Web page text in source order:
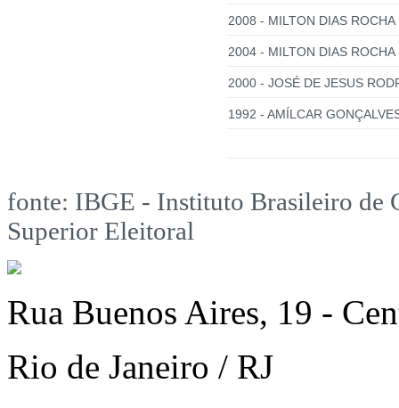
2008 - MILTON DIAS
2004 - MILTON DIAS
2000 - JOSÉ DE JESUS
1992 - AMÍLCAR
fonte: IBGE - Instituto Brasileiro de
Superior Eleitoral
Rua Buenos Aires, 19 -
Rio de Janeiro / RJ